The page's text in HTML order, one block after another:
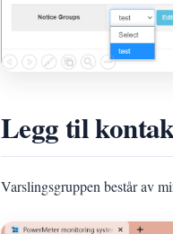
Legg til
Varslingsgruppen består av